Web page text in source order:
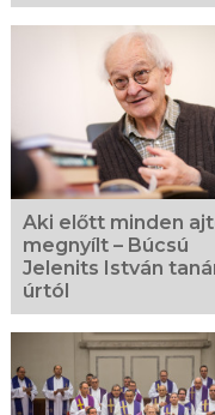
Aki előtt minden
megnyílt – Búcsú
Jelenits István
úrtól